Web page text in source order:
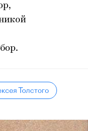
Толстого